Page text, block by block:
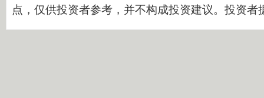
点，仅供投资者参考，并不构成投资建议。投资者